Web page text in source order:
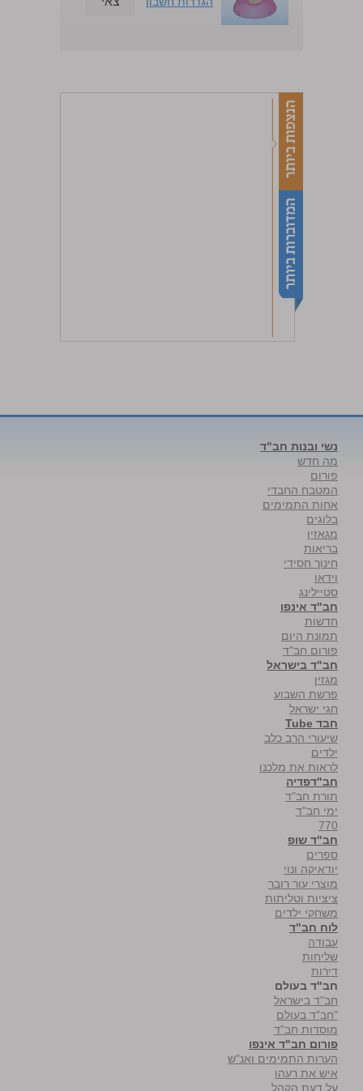
נשי ובנות חב"ד
מה חדש
פורום
המטבח החבדי
אחות התמימים
בלוגים
מגאזין
בריאות
חינוך חסידי
וידאו
סטיילינג
חב"ד אינפו
חדשות
תמונת היום
פורום חב"ד
חב"ד בישראל
מגזין
פרשת השבוע
חגי ישראל
חבד Tube
שיעורי הרב כלב
ילדים
לראות את מלכנו
חב"דפדיה
תורת חב"ד
ימי חב"ד
770
חב"ד שופ
ספרים
יודאיקה ונוי
מוצרי עור רובר
ציציות וטליתות
משחקי ילדים
לוח חב"ד
עבודה
שליחות
דירות
חב"ד בעולם
חב"ד בישראל
"חב"ד בעולם
מוסדות חב"ד
פורום חב"ד אינפו
הערות התמימים ואנ"ש
איש את רעהו
על דעת הקהל